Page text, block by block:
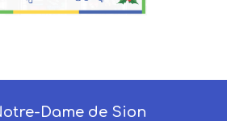
Dame de Sion